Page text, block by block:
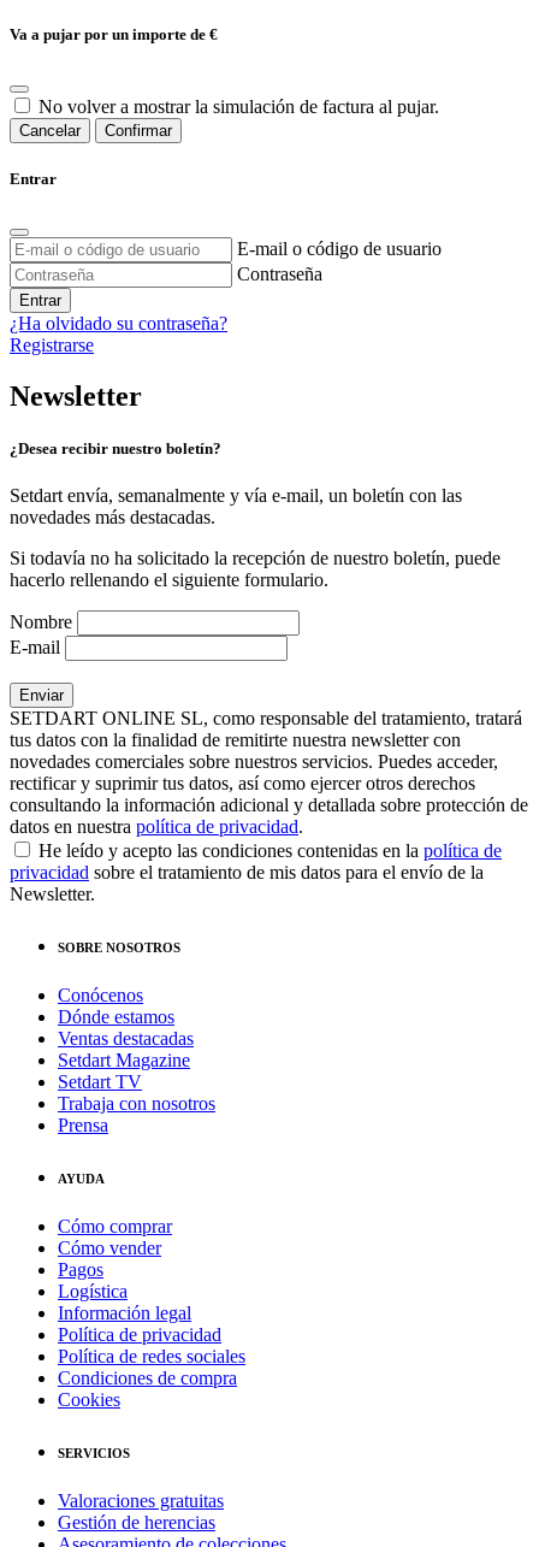
Va a pujar por un importe de €
No volver a mostrar la simulación de factura al pujar.
Cancelar Confirmar
Entrar
E-mail o código de usuario
Contraseña
Entrar
¿Ha olvidado su contraseña?
Registrarse
Newsletter
¿Desea recibir nuestro boletín?
Setdart envía, semanalmente y vía e-mail, un boletín con las
novedades más destacadas.
Si todavía no ha solicitado la recepción de nuestro boletín, puede
hacerlo rellenando el siguiente formulario.
Nombre
E-mail
SETDART ONLINE SL, como responsable del tratamiento, tratará
tus datos con la finalidad de remitirte nuestra newsletter con
novedades comerciales sobre nuestros servicios. Puedes acceder,
rectificar y suprimir tus datos, así como ejercer otros derechos
consultando la información adicional y detallada sobre protección de
datos en nuestra política de privacidad.
He leído y acepto las condiciones contenidas en la política de
privacidad sobre el tratamiento de mis datos para el envío de la
Newsletter.
SOBRE NOSOTROS
Conócenos
Dónde estamos
Ventas destacadas
Setdart Magazine
Setdart TV
Trabaja con nosotros
Prensa
AYUDA
Cómo comprar
Cómo vender
Pagos
Logística
Información legal
Política de privacidad
Política de redes sociales
Condiciones de compra
Cookies
SERVICIOS
Valoraciones gratuitas
Gestión de herencias